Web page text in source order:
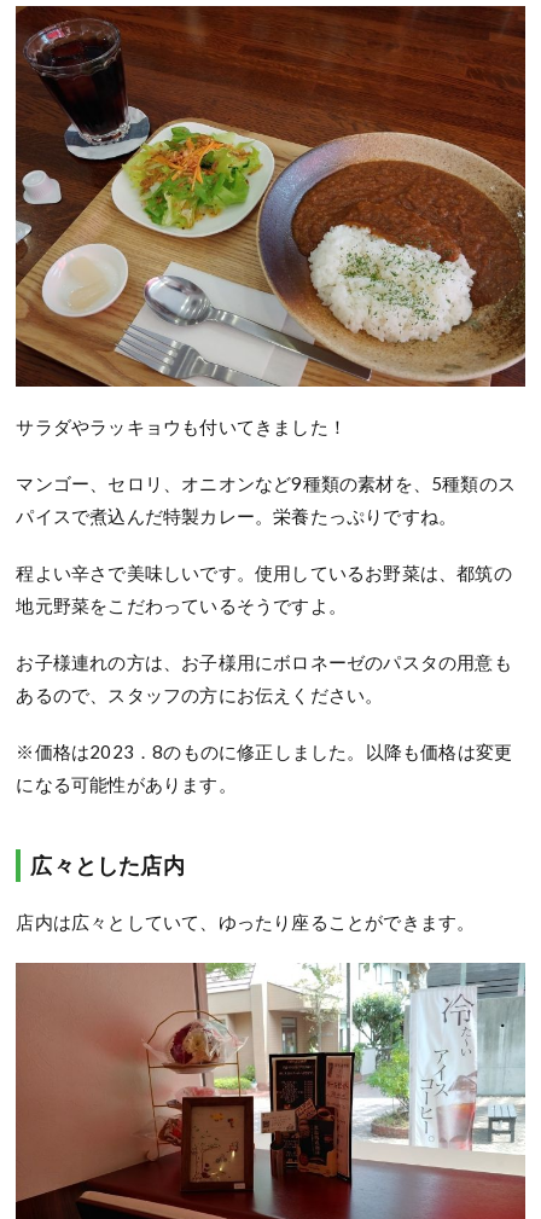
サラダやラッキョウも付いてきました！
マンゴー、セロリ、オニオンなど9種類の素材を、5種類のス
パイスで煮込んだ特製カレー。栄養たっぷりですね。
程よい辛さで美味しいです。使用しているお野菜は、都筑の
地元野菜をこだわっているそうですよ。
お子様連れの方は、お子様用にボロネーゼのパスタの用意も
あるので、スタッフの方にお伝えください。
※価格は2023．8のものに修正しました。以降も価格は変更
になる可能性があります。
広々とした店内
店内は広々としていて、ゆったり座ることができます。